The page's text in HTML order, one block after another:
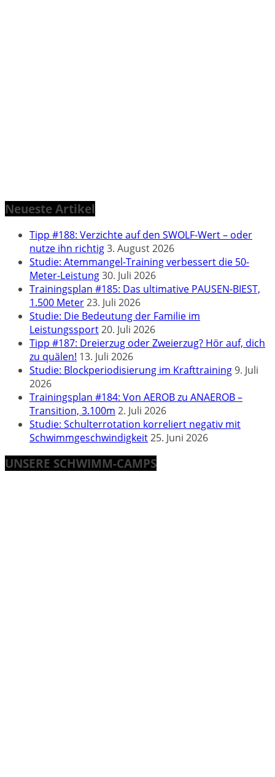
Neueste Artikel
Tipp #188: Verzichte auf den SWOLF-Wert – oder
nutze ihn richtig3. August 2026
Studie: Atemmangel-Training verbessert die 50-
Meter-Leistung30. Juli 2026
Trainingsplan #185: Das ultimative PAUSEN-BIEST,
1.500 Meter23. Juli 2026
Studie: Die Bedeutung der Familie im
Leistungssport20. Juli 2026
Tipp #187: Dreierzug oder Zweierzug? Hör auf, dich
zu quälen! 13. Juli 2026
Studie: Blockperiodisierung im Krafttraining9. Juli
2026
Trainingsplan #184: Von AEROB zu ANAEROB –
Transition, 3.100m 2. Juli 2026
Studie: Schulterrotation korreliert negativ mit
Schwimmgeschwindigkeit25. Juni 2026
UNSERE SCHWIMM-CAMPS